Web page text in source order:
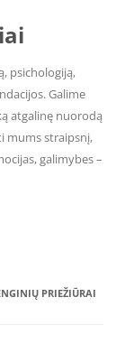
psichologiją,
Galime
atgalinę nuorodą
mums straipsnį,
galimybes –
PRIEŽIŪRAI